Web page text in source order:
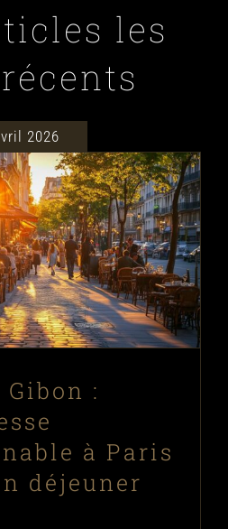
les
2026
: Votre adresse
à Paris 11e pour un
réussi
adresses
:
à Paris
déjeuner